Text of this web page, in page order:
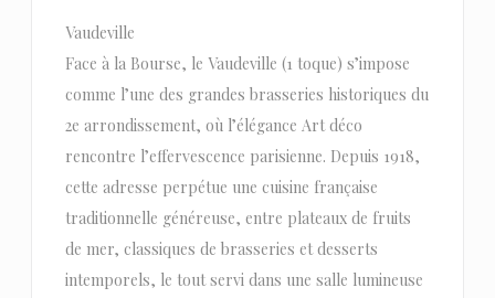
Vaudeville
Face à la Bourse, le Vaudeville (1 toque) s’impose
comme l’une des grandes brasseries historiques du
2e arrondissement, où l’élégance Art déco
rencontre l’effervescence parisienne. Depuis 1918,
cette adresse perpétue une cuisine française
traditionnelle généreuse, entre plateaux de fruits
de mer, classiques de brasseries et desserts
intemporels, le tout servi dans une salle lumineuse